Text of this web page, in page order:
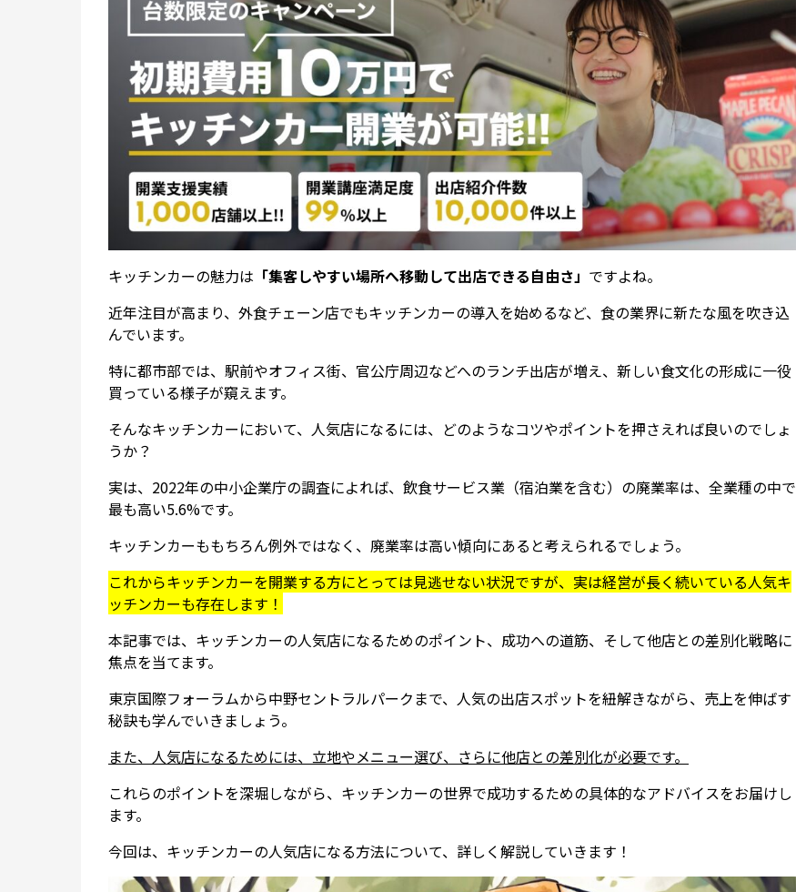
キッチンカーの魅力は 「集客しやすい場所へ移動して出店できる自由さ」 ですよね。
近年注目が高まり、外食チェーン店でもキッチンカーの導入を始めるなど、食の業界に新たな風を吹き込
んでいます。
特に都市部では、駅前やオフィス街、官公庁周辺などへのランチ出店が増え、新しい食文化の形成に一役
買っている様子が窺えます。
そんなキッチンカーにおいて、人気店になるには、どのようなコツやポイントを押さえれば良いのでしょ
うか？
実は、2022年の中小企業庁の調査によれば、飲食サービス業（宿泊業を含む）の廃業率は、全業種の中で
最も高い5.6%です。
キッチンカーももちろん例外ではなく、廃業率は高い傾向にあると考えられるでしょう。
これからキッチンカーを開業する方にとっては見逃せない状況ですが、実は経営が長く続いている人気キ
ッチンカーも存在します！
本記事では、キッチンカーの人気店になるためのポイント、成功への道筋、そして他店との差別化戦略に
焦点を当てます。
東京国際フォーラムから中野セントラルパークまで、人気の出店スポットを紐解きながら、売上を伸ばす
秘訣も学んでいきましょう。
また、人気店になるためには、立地やメニュー選び、さらに他店との差別化が必要です。
これらのポイントを深堀しながら、キッチンカーの世界で成功するための具体的なアドバイスをお届けし
ます。
今回は、キッチンカーの人気店になる方法について、詳しく解説していきます！